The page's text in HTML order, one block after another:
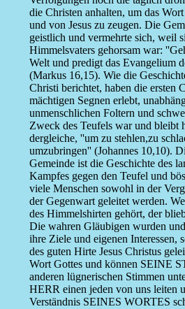
die Christen anhalten, um das
und von Jesus zu zeugen. Die
geistlich und vermehrte sich, weil
Himmelsvaters gehorsam war:
Welt und predigt das Evangelium
(Markus 16,15). Wie die
Christi berichtet, haben die ersten
mächtigen Segnen erlebt,
unmenschlichen Foltern und
Zweck des Teufels war und bleibt
dergleiche, ''um zu stehlen,zu
umzubringen'' (Johannes 10,10).
Gemeinde ist die Geschichte des
Kampfes gegen den Teufel und
viele Menschen sowohl in der
der Gegenwart geleitet werden.
des Himmelshirten gehört, der
Die wahren Gläubigen wurden
ihre Ziele und eigenen Interessen,
des guten Hirte Jesus Christus
Wort Gottes und können SEINE
anderen lügnerischen Stimmen
HERR einen jeden von uns leiten
Verständnis SEINES WORTES